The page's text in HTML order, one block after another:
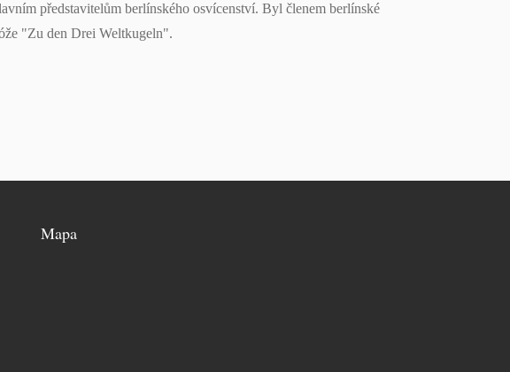
představitelům berlínského osvícenství. Byl členem berlínské
"Zu den Drei Weltkugeln".
Mapa